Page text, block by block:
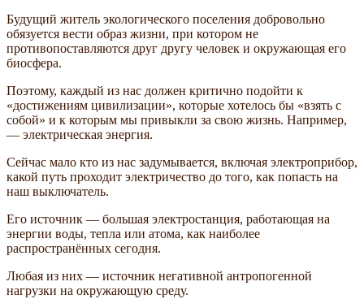
Будущий житель экологического поселения добровольно
обязуется вести образ жизни, при котором не
противопоставляются друг другу человек и окружающая его
биосфера.
Поэтому, каждый из нас должен критично подойти к
«достижениям цивилизации», которые хотелось бы «взять с
собой» и к которым мы привыкли за свою жизнь. Например,
— электрическая энергия.
Сейчас мало кто из нас задумывается, включая электроприбор,
какой путь проходит электричество до того, как попасть на
наш выключатель.
Его источник — большая электростанция, работающая на
энергии воды, тепла или атома, как наиболее
распространённых сегодня.
Любая из них — источник негативной антропогенной
нагрузки на окружающую среду.